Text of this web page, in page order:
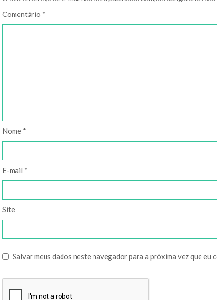
Comentário *
Nome *
E-mail *
Site
Salvar meus dados neste navegador para a próxima vez que eu